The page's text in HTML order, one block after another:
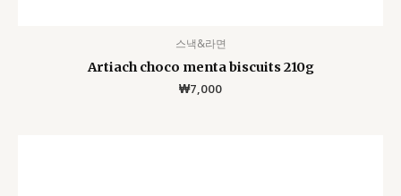
스낵&라면
Artiach choco menta biscuits 210g
₩7,000